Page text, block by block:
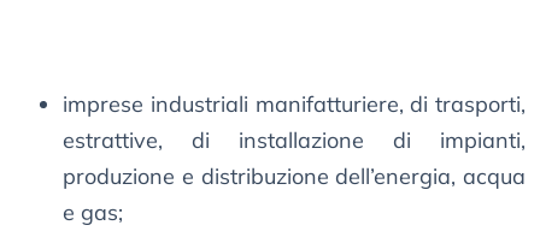
imprese industriali manifatturiere, di trasporti,
estrattive, di installazione di impianti,
produzione e distribuzione dell’energia, acqua
e gas;